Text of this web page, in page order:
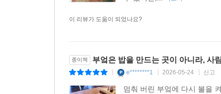
이 리뷰가 도움이 되었나요?
종이책 부엌은 밥을 만드는 곳이 아니라, 사
e********1 2026-05-24 신고
멈춰 버린 부엌에 다시 불을